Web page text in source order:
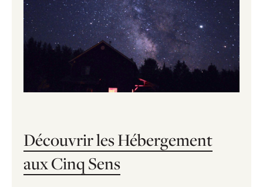
Découvrir les Hébergement
aux Cinq Sens